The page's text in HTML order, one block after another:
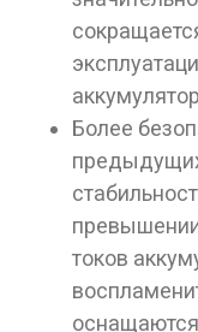
Более
токов